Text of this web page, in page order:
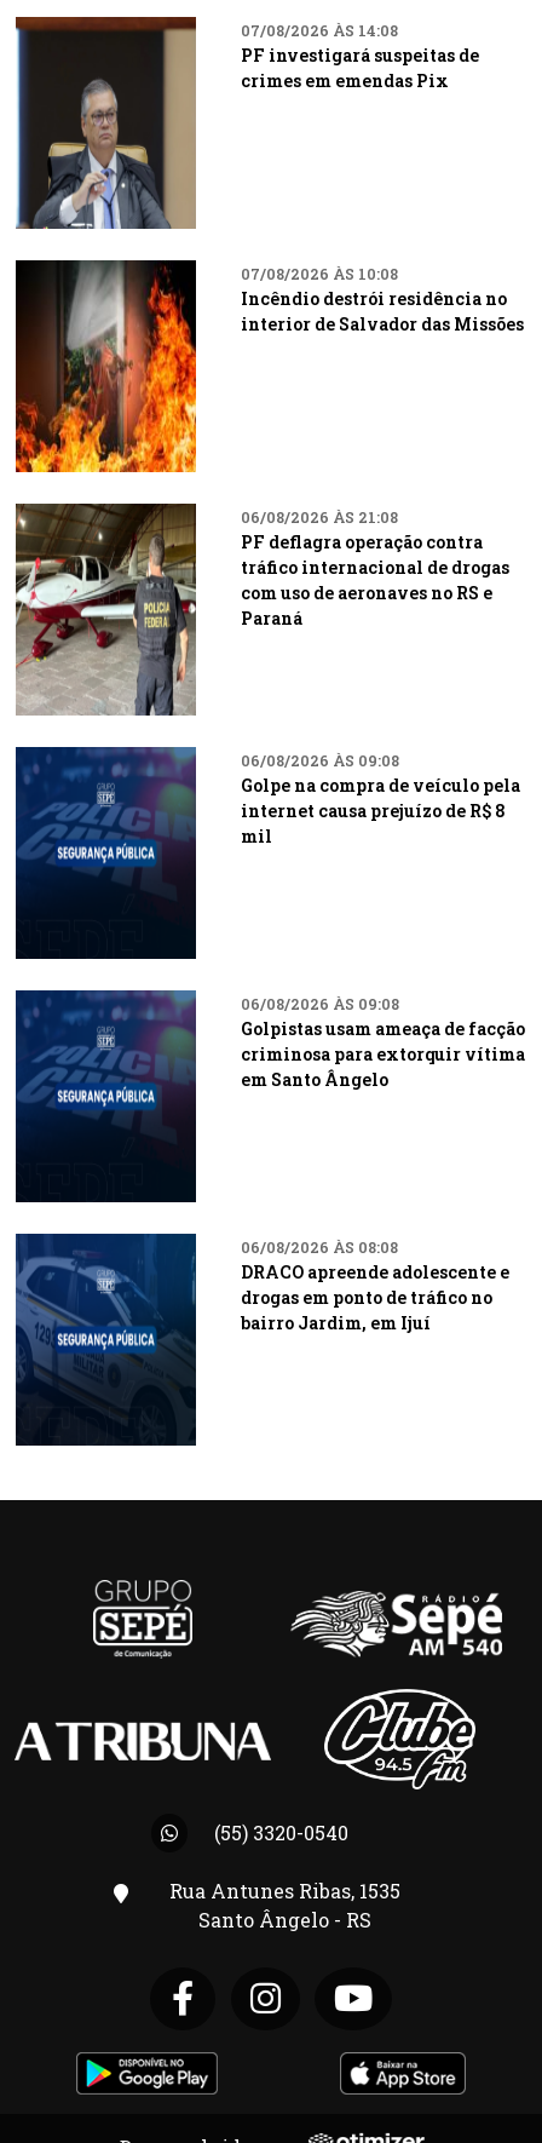
07/08/2026 ÀS 14:08
PF investigará suspeitas de
crimes em emendas Pix
07/08/2026 ÀS 10:08
Incêndio destrói residência no
interior de Salvador das Missões
06/08/2026 ÀS 21:08
PF deflagra operação contra
tráfico internacional de drogas
com uso de aeronaves no RS e
Paraná
06/08/2026 ÀS 09:08
Golpe na compra de veículo pela
internet causa prejuízo de R$ 8
mil
06/08/2026 ÀS 09:08
Golpistas usam ameaça de facção
criminosa para extorquir vítima
em Santo Ângelo
06/08/2026 ÀS 08:08
DRACO apreende adolescente e
drogas em ponto de tráfico no
bairro Jardim, em Ijuí
(55) 3320-0540
Rua Antunes Ribas, 1535
Santo Ângelo - RS